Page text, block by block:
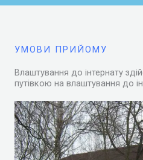
УМОВИ ПРИЙОМУ
Влаштування до інтернату
путівкою на влаштування до